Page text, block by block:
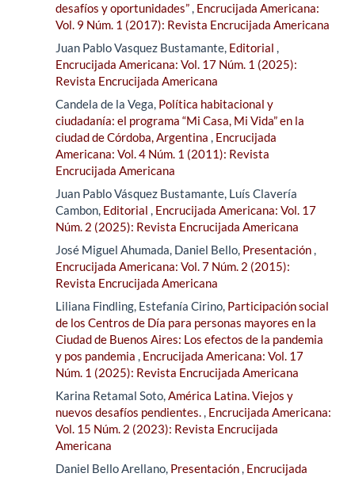
desafíos y oportunidades”, Encrucijada Americana:
Vol. 9 Núm. 1 (2017): Revista Encrucijada Americana
Juan Pablo Vasquez Bustamante, Editorial ,
Encrucijada Americana: Vol. 17 Núm. 1 (2025):
Revista Encrucijada Americana
Candela de la Vega, Política habitacional y
ciudadanía: el programa “Mi Casa, Mi Vida” en la
ciudad de Córdoba, Argentina , Encrucijada
Americana: Vol. 4 Núm. 1 (2011): Revista
Encrucijada Americana
Juan Pablo Vásquez Bustamante, Luís Clavería
Cambon, Editorial , Encrucijada Americana: Vol. 17
Núm. 2 (2025): Revista Encrucijada Americana
José Miguel Ahumada, Daniel Bello, Presentación,
Encrucijada Americana: Vol. 7 Núm. 2 (2015):
Revista Encrucijada Americana
Liliana Findling, Estefanía Cirino, Participación social
de los Centros de Día para personas mayores en la
Ciudad de Buenos Aires: Los efectos de la pandemia
y pos pandemia , Encrucijada Americana: Vol. 17
Núm. 1 (2025): Revista Encrucijada Americana
Karina Retamal Soto,América Latina. Viejos y
nuevos desafíos pendientes., Encrucijada Americana:
Vol. 15 Núm. 2 (2023): Revista Encrucijada
Americana
Daniel Bello Arellano, Presentación, Encrucijada